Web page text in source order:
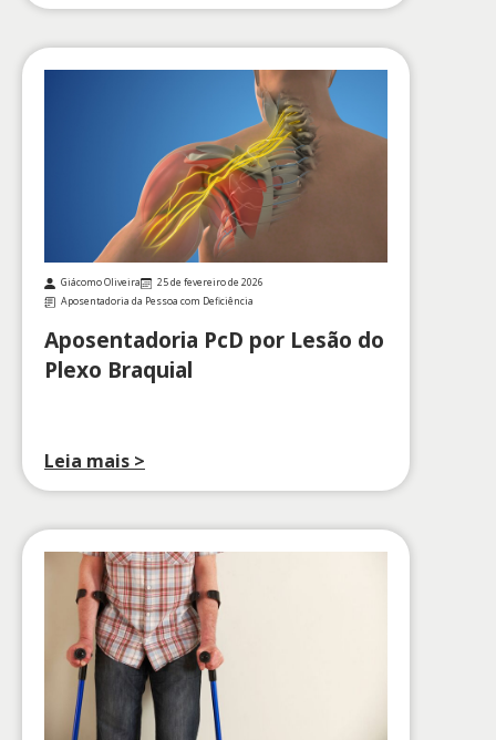
Giácomo Oliveira
25 de fevereiro de 2026
Aposentadoria da Pessoa com Deficiência
Aposentadoria PcD por Lesão do
Plexo Braquial
Leia mais >